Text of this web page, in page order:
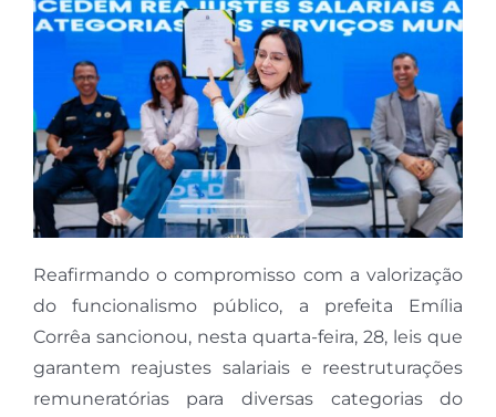
Reafirmando o compromisso com a valorização
do funcionalismo público, a prefeita Emília
Corrêa sancionou, nesta quarta-feira, 28, leis que
garantem reajustes salariais e reestruturações
remuneratórias para diversas categorias do